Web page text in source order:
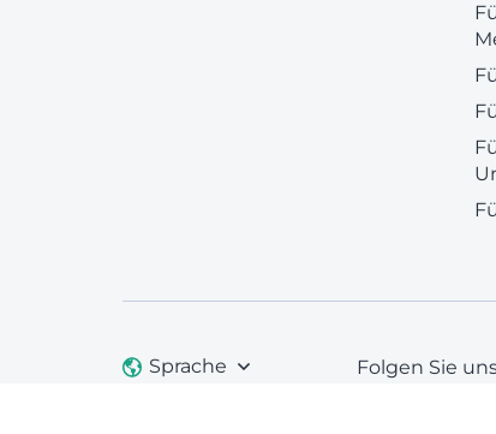
Sprache Folgen Sie